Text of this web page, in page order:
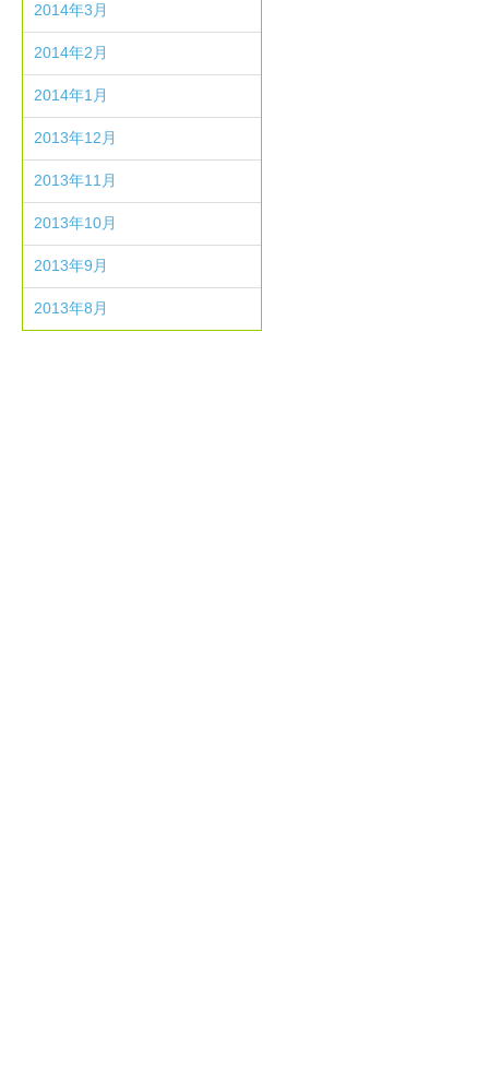
2014年3月
2014年2月
2014年1月
2013年12月
2013年11月
2013年10月
2013年9月
2013年8月